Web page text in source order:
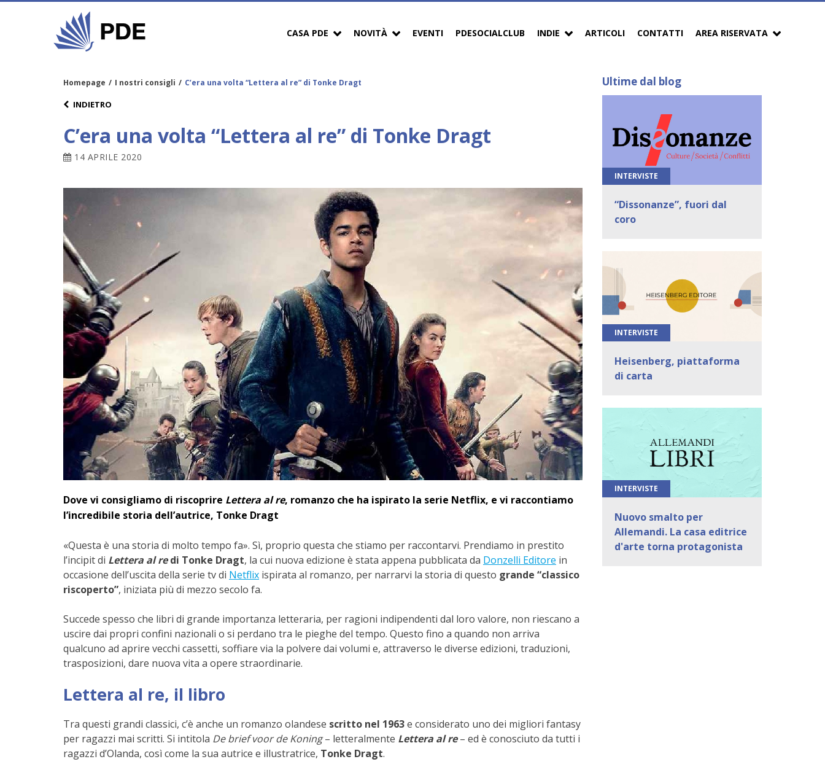
CASA PDE NOVITÀ EVENTI PDESOCIALCLUB INDIE ARTICOLI CONTATTI AREA RISERVATA
Homepage / I nostri consigli / C’era una volta “Lettera al re” di Tonke Dragt
INDIETRO
C’era una volta “Lettera al re” di Tonke Dragt
14 APRILE 2020
Dove vi consigliamo di riscoprire Lettera al re, romanzo che ha ispirato la serie Netflix, e vi raccontiamo
l’incredibile storia dell’autrice, Tonke Dragt
«Questa è una storia di molto tempo fa». Sì, proprio questa che stiamo per raccontarvi. Prendiamo in prestito
l’incipit di Lettera al redi Tonke Dragt, la cui nuova edizione è stata appena pubblicata da Donzelli Editore in
occasione dell’uscita della serie tv di Netflix ispirata al romanzo, per narrarvi la storia di questo grande “classico
riscoperto”, iniziata più di mezzo secolo fa.
Succede spesso che libri di grande importanza letteraria, per ragioni indipendenti dal loro valore, non riescano a
uscire dai propri confini nazionali o si perdano tra le pieghe del tempo. Questo fino a quando non arriva
qualcuno ad aprire vecchi cassetti, soffiare via la polvere dai volumi e, attraverso le diverse edizioni, traduzioni,
trasposizioni, dare nuova vita a opere straordinarie.
Lettera al re, il libro
Tra questi grandi classici, c’è anche un romanzo olandese scritto nel 1963e considerato uno dei migliori fantasy
per ragazzi mai scritti. Si intitola De brief voor de Koning– letteralmente Lettera al re– ed è conosciuto da tutti i
ragazzi d’Olanda, così come la sua autrice e illustratrice, Tonke Dragt.
Ultime dal blog
INTERVISTE
“Dissonanze”, fuori dal
coro
INTERVISTE
Heisenberg, piattaforma
di carta
INTERVISTE
Nuovo smalto per
Allemandi. La casa editrice
d'arte torna protagonista